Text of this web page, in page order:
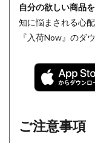
自分の欲しい商品
知に悩まされる心配
『入荷Now』のダ
ご注意事項